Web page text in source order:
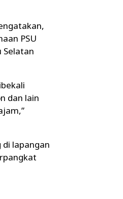
PSU
Selatan
dan lain
lapangan